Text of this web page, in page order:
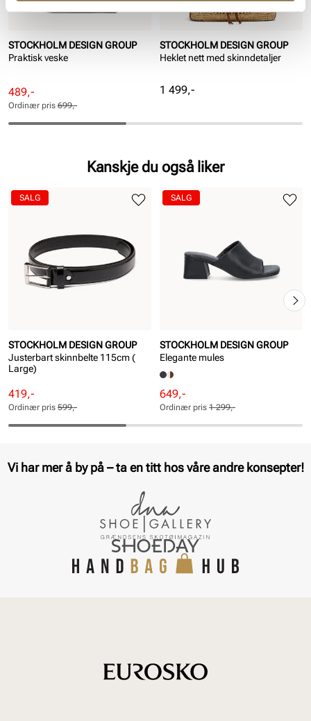
STOCKHOLM DESIGN GROUP
Praktisk veske
Rabattert
pris
Pris
489,-
Ordinær
pris
Pris
Ordinær pris 699,-
STOCKHOLM DESIGN GROUP
Heklet nett med skinndetaljer
Pris
1 499,-
Kanskje du også liker
STOCKHOLM DESIGN GROUP
Justerbart skinnbelte 115cm (
Large)
Rabattert
pris
Pris
419,-
Ordinær
pris
Pris
Ordinær pris 599,-
SALG
STOCKHOLM DESIGN GROUP
Elegante mules
Rabattert
pris
Pris
649,-
Ordinær
pris
Pris
Ordinær pris 1 299,-
SALG
Vi har mer å by på – ta en titt hos våre andre konsepter!